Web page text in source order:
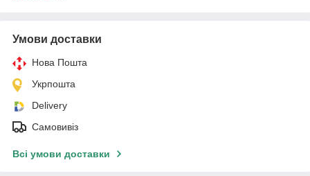
Умови доставки
Нова Пошта
Укрпошта
Delivery
Самовивіз
Всі умови доставки